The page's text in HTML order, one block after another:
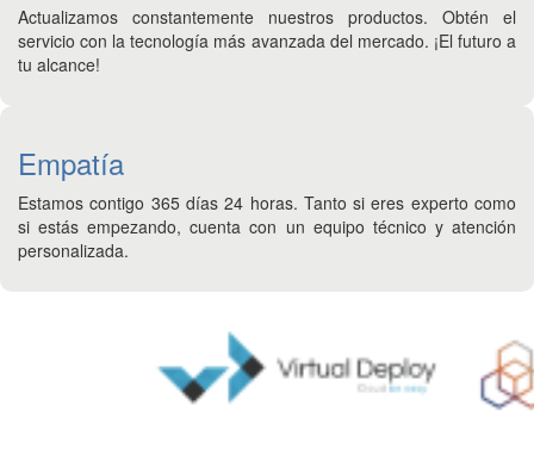
Actualizamos constantemente nuestros productos. Obtén el
servicio con la tecnología más avanzada del mercado. ¡El futuro a
tu alcance!
Empatía
Estamos contigo 365 días 24 horas. Tanto si eres experto como
si estás empezando, cuenta con un equipo técnico y atención
personalizada.